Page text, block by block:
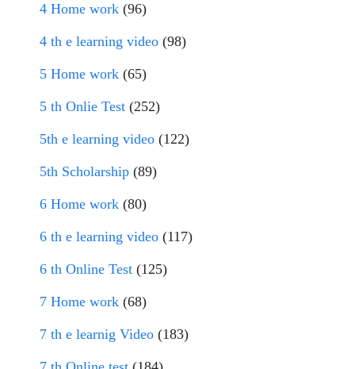
4 Home work (96)
4 th e learning video (98)
5 Home work (65)
5 th Onlie Test (252)
5th e learning video (122)
5th Scholarship (89)
6 Home work (80)
6 th e learning video (117)
6 th Online Test (125)
7 Home work (68)
7 th e learnig Video (183)